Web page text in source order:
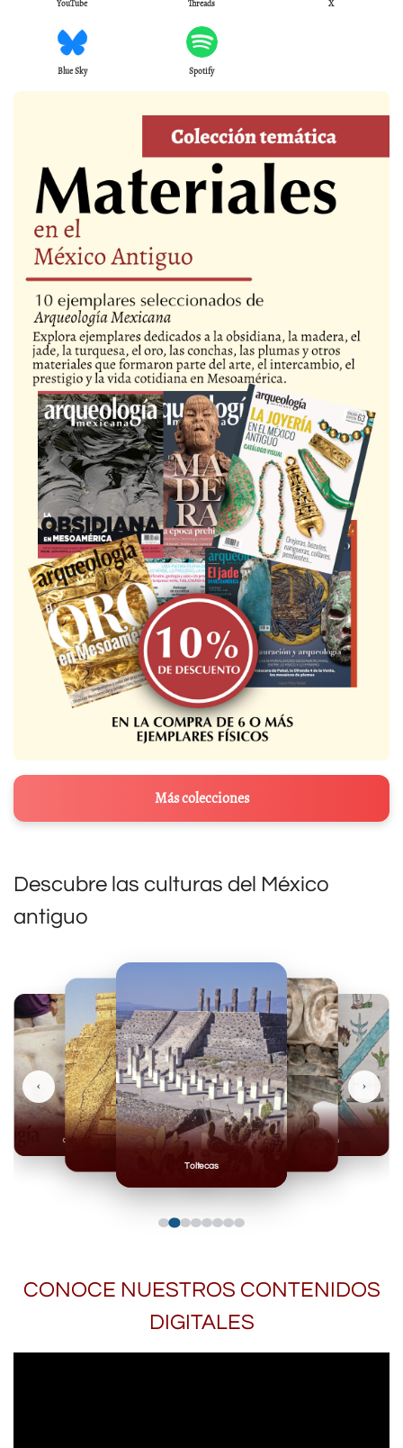
YouTube Threads X
Blue Sky Spotify
Más colecciones
Descubre las culturas del México
antiguo
Toltecas
Mexicas
Olmecas
‹ ›
CONOCE NUESTROS CONTENIDOS
DIGITALES